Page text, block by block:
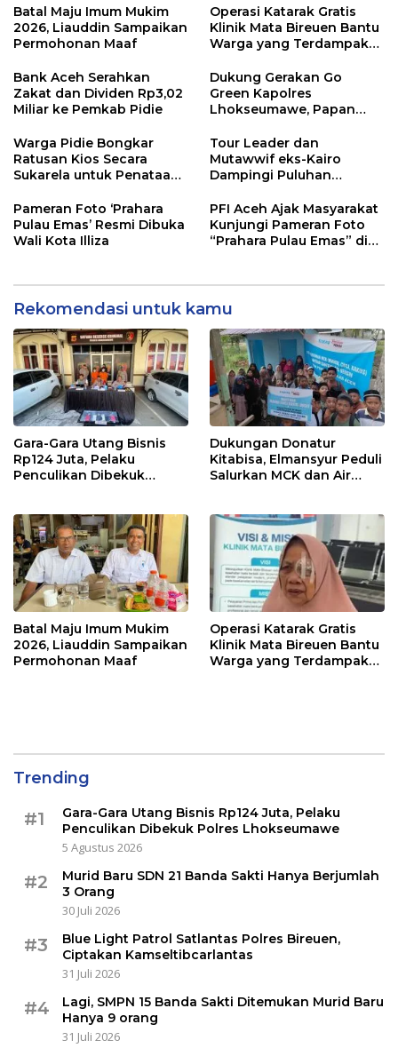
Teubai
Batal Maju Imum Mukim
2026, Liauddin Sampaikan
Permohonan Maaf
Operasi Katarak Gratis
Klinik Mata Bireuen Bantu
Warga yang Terdampak
Bank Aceh Serahkan
Zakat dan Dividen Rp3,02
Miliar ke Pemkab Pidie
Dukung Gerakan Go
Green Kapolres
Lhokseumawe, Papan
DPRK Aceh Utara Diganti
Bibit Pohon
Warga Pidie Bongkar
Ratusan Kios Secara
Sukarela untuk Penataan
Tour Leader dan
Mutawwif eks-Kairo
Dampingi Puluhan
Mekkah
Pameran Foto ‘Prahara
Pulau Emas’ Resmi Dibuka
Wali Kota Illiza
PFI Aceh Ajak Masyarakat
Kunjungi Pameran Foto
“Prahara Pulau Emas” di
Rekomendasi untuk kamu
Gara-Gara Utang Bisnis
Rp124 Juta, Pelaku
Penculikan Dibekuk
Dukungan Donatur
Kitabisa, Elmansyur Peduli
Salurkan MCK dan Air
Batal Maju Imum Mukim
2026, Liauddin Sampaikan
Permohonan Maaf
Operasi Katarak Gratis
Klinik Mata Bireuen Bantu
Warga yang Terdampak
Trending
#1
Gara-Gara Utang Bisnis Rp124 Juta, Pelaku
Penculikan Dibekuk Polres Lhokseumawe
5 Agustus 2026
#2
Murid Baru SDN 21 Banda Sakti Hanya Berjumlah
3 Orang
30 Juli 2026
#3
Blue Light Patrol Satlantas Polres Bireuen,
Ciptakan Kamseltibcarlantas
31 Juli 2026
#4
Lagi, SMPN 15 Banda Sakti Ditemukan Murid Baru
Hanya 9 orang
31 Juli 2026